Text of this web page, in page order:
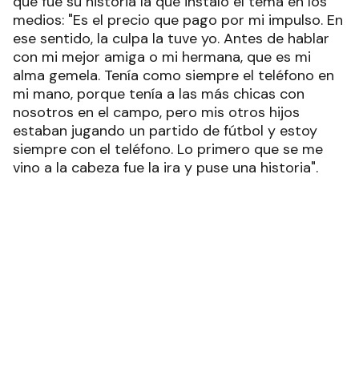
medios: "Es el precio que pago por mi impulso. En
ese sentido, la culpa la tuve yo. Antes de hablar
con mi mejor amiga o mi hermana, que es mi
alma gemela. Tenía como siempre el teléfono en
mi mano, porque tenía a las más chicas con
nosotros en el campo, pero mis otros hijos
estaban jugando un partido de fútbol y estoy
siempre con el teléfono. Lo primero que se me
vino a la cabeza fue la ira y puse una historia".